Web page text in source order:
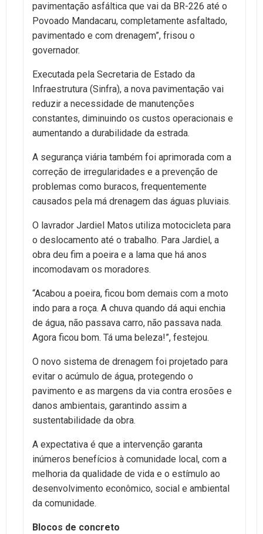
pavimentação asfáltica que vai da BR-226 até o
Povoado Mandacaru, completamente asfaltado,
pavimentado e com drenagem”, frisou o
governador.
Executada pela Secretaria de Estado da
Infraestrutura (Sinfra), a nova pavimentação vai
reduzir a necessidade de manutenções
constantes, diminuindo os custos operacionais e
aumentando a durabilidade da estrada.
A segurança viária também foi aprimorada com a
correção de irregularidades e a prevenção de
problemas como buracos, frequentemente
causados pela má drenagem das águas pluviais.
O lavrador Jardiel Matos utiliza motocicleta para
o deslocamento até o trabalho. Para Jardiel, a
obra deu fim a poeira e a lama que há anos
incomodavam os moradores.
“Acabou a poeira, ficou bom demais com a moto
indo para a roça. A chuva quando dá aqui enchia
de água, não passava carro, não passava nada.
Agora ficou bom. Tá uma beleza!”, festejou.
O novo sistema de drenagem foi projetado para
evitar o acúmulo de água, protegendo o
pavimento e as margens da via contra erosões e
danos ambientais, garantindo assim a
sustentabilidade da obra.
A expectativa é que a intervenção garanta
inúmeros benefícios à comunidade local, com a
melhoria da qualidade de vida e o estímulo ao
desenvolvimento econômico, social e ambiental
da comunidade.
Blocos de concreto